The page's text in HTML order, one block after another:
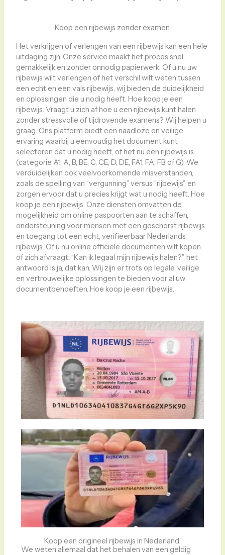
Koop een rijbewijs zonder examen.
Het verkrijgen of verlengen van een rijbewijs kan een hele
uitdaging zijn. Onze service maakt het proces snel,
gemakkelijk en zonder onnodig papierwerk. Of u nu uw
rijbewijs wilt verlengen of het verschil wilt weten tussen
een echt en een vals rijbewijs, wij bieden de duidelijkheid
en oplossingen die u nodig heeft. Hoe koop je een
rijbewijs. Vraagt ​​u zich af hoe u een rijbewijs kunt halen
zonder stressvolle of tijdrovende examens? Wij helpen u
graag. Ons platform biedt een naadloze en veilige
ervaring waarbij u eenvoudig het document kunt
selecteren dat u nodig heeft, of het nu een rijbewijs is
(categorie A1, A, B, BE, C, CE, D, DE, FA1, FA, FB of G). We
verduidelijken ook veelvoorkomende misverstanden,
zoals de spelling van “vergunning” versus “rijbewijs”, en
zorgen ervoor dat u precies krijgt wat u nodig heeft. Hoe
koop je een rijbewijs. Onze diensten omvatten de
mogelijkheid om online paspoorten aan te schaffen,
ondersteuning voor mensen met een geschorst rijbewijs
en toegang tot een echt, verifieerbaar Nederlands
rijbewijs. Of u nu online officiële documenten wilt kopen
of zich afvraagt: “Kan ik legaal mijn rijbewijs halen?”, het
antwoord is ja, dat kan. Wij zijn er trots op legale, veilige
en vertrouwelijke oplossingen te bieden voor al uw
documentbehoeften. Hoe koop je een rijbewijs.
Koop een origineel rijbewijs in Nederland.
We weten allemaal dat het behalen van een geldig